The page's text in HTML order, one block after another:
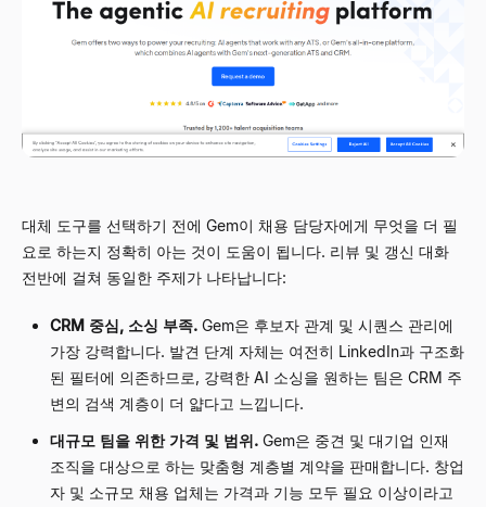
대체 도구를 선택하기 전에 Gem이 채용 담당자에게 무엇을 더 필
요로 하는지 정확히 아는 것이 도움이 됩니다. 리뷰 및 갱신 대화
전반에 걸쳐 동일한 주제가 나타납니다:
CRM 중심, 소싱 부족. Gem은 후보자 관계 및 시퀀스 관리에
가장 강력합니다. 발견 단계 자체는 여전히 LinkedIn과 구조화
된 필터에 의존하므로, 강력한 AI 소싱을 원하는 팀은 CRM 주
변의 검색 계층이 더 얇다고 느낍니다.
대규모 팀을 위한 가격 및 범위. Gem은 중견 및 대기업 인재
조직을 대상으로 하는 맞춤형 계층별 계약을 판매합니다. 창업
자 및 소규모 채용 업체는 가격과 기능 모두 필요 이상이라고